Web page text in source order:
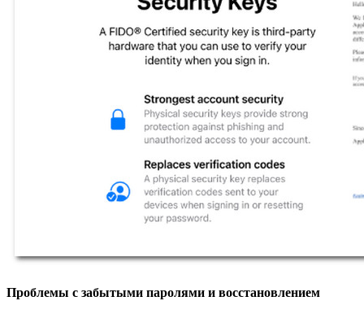
Проблемы с забытыми паролями и восстановлением